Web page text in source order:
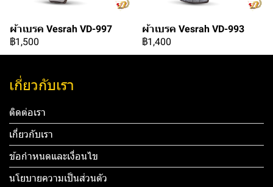
ผ้าเบรค Vesrah VD-997
฿1,500
ผ้าเบรค Vesrah VD-993
฿1,400
เกี่ยวกับเรา
ติดต่อเรา
เกี่ยวกับเรา
ข้อกำหนดและเงื่อนไข
นโยบายความเป็นส่วนตัว